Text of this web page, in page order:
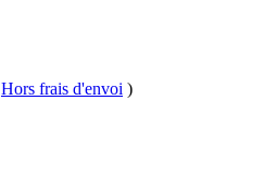
Hors frais d'envoi )